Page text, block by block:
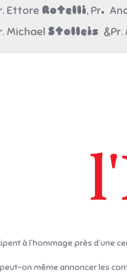
Ettore Rotelli, Pr.
Michael Stolleis &Pr.
à l’hommage près d’une
on même annoncer les